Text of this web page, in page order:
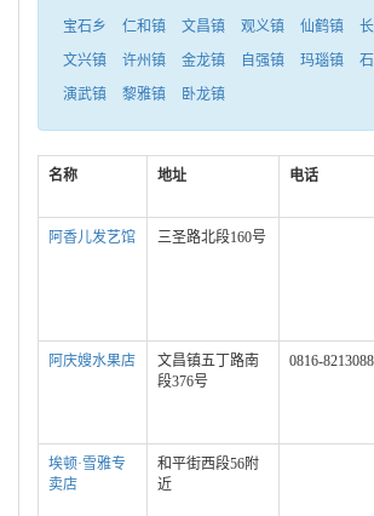
宝石乡 仁和镇 文昌镇 观义镇 仙鹤镇
文兴镇
许州镇 金龙镇 自强镇 玛瑙镇
演武镇
黎雅镇 卧龙镇
名称 地址 电话
阿香儿发艺馆 三圣路北段160号
阿庆嫂水果店
文昌镇五丁路南
段376号
0816-8213088
埃顿·雪雅专
卖店
和平街西段56附
近